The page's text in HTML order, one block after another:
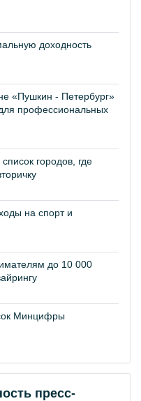
доходность
«Пушкин - Петербург»
профессиональных
городов, где
на спорт и
до 10 000
Минцифры
пресс-